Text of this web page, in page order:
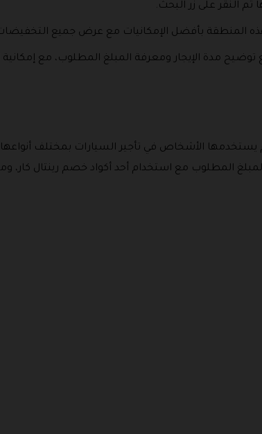
ثم النقر على زر البحث.
المنطقة بأفضل الإمكانيات مع عرض جميع التخفيضات
توضيح مدة الإيجار ومعرفة المبلغ المطلوب، مع
الأشخاص في تأجير السيارات بمختلف أنواعها
المطلوب مع استخدام أحد أكواد خصم رينتال كار، ومن